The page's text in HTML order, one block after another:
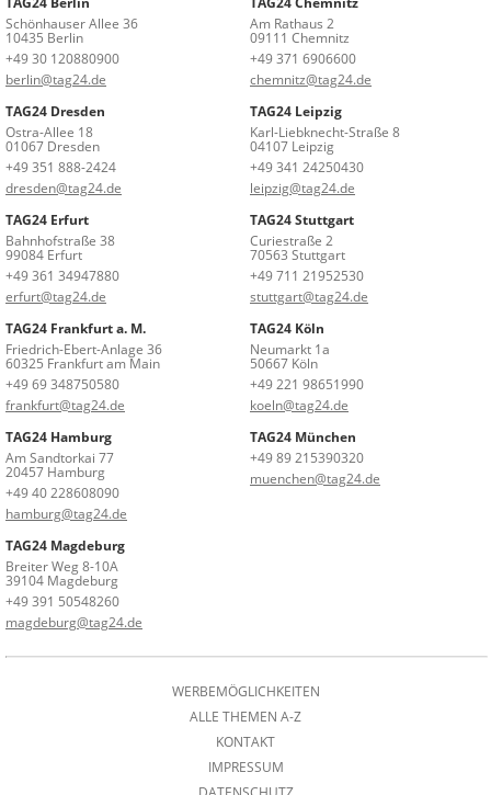
Schönhauser Allee 36
10435 Berlin
+49 30 120880900
berlin@tag24.de
Am Rathaus 2
09111 Chemnitz
+49 371 6906600
chemnitz@tag24.de
TAG24 Dresden
Ostra-Allee 18
01067 Dresden
+49 351 888-2424
dresden@tag24.de
TAG24 Leipzig
Karl-Liebknecht-Straße 8
04107 Leipzig
+49 341 24250430
leipzig@tag24.de
TAG24 Erfurt
Bahnhofstraße 38
99084 Erfurt
+49 361 34947880
erfurt@tag24.de
TAG24 Stuttgart
Curiestraße 2
70563 Stuttgart
+49 711 21952530
stuttgart@tag24.de
TAG24 Frankfurt a. M.
Friedrich-Ebert-Anlage 36
60325 Frankfurt am Main
+49 69 348750580
frankfurt@tag24.de
TAG24 Köln
Neumarkt 1a
50667 Köln
+49 221 98651990
koeln@tag24.de
TAG24 Hamburg
Am Sandtorkai 77
20457 Hamburg
+49 40 228608090
hamburg@tag24.de
TAG24 München
+49 89 215390320
muenchen@tag24.de
TAG24 Magdeburg
Breiter Weg 8-10A
39104 Magdeburg
+49 391 50548260
magdeburg@tag24.de
WERBEMÖGLICHKEITEN
ALLE THEMEN A-Z
KONTAKT
IMPRESSUM